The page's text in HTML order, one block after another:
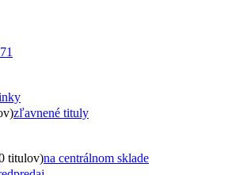
71
zľavnené tituly
titulov)na centrálnom sklade